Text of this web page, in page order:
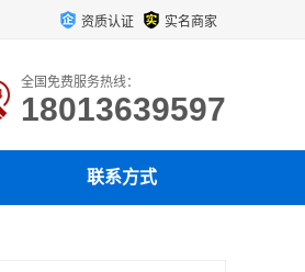
资质认证 实名商家
全国免费服务热线：
18013639597
联系方式